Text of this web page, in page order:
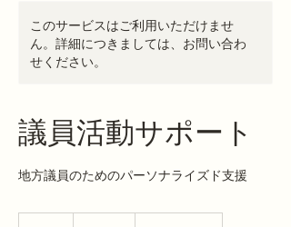
このサービスはご利用いただけませ
ん。詳細につきましては、お問い合わ
せください。
議員活動サポート
地方議員のためのパーソナライズド支援